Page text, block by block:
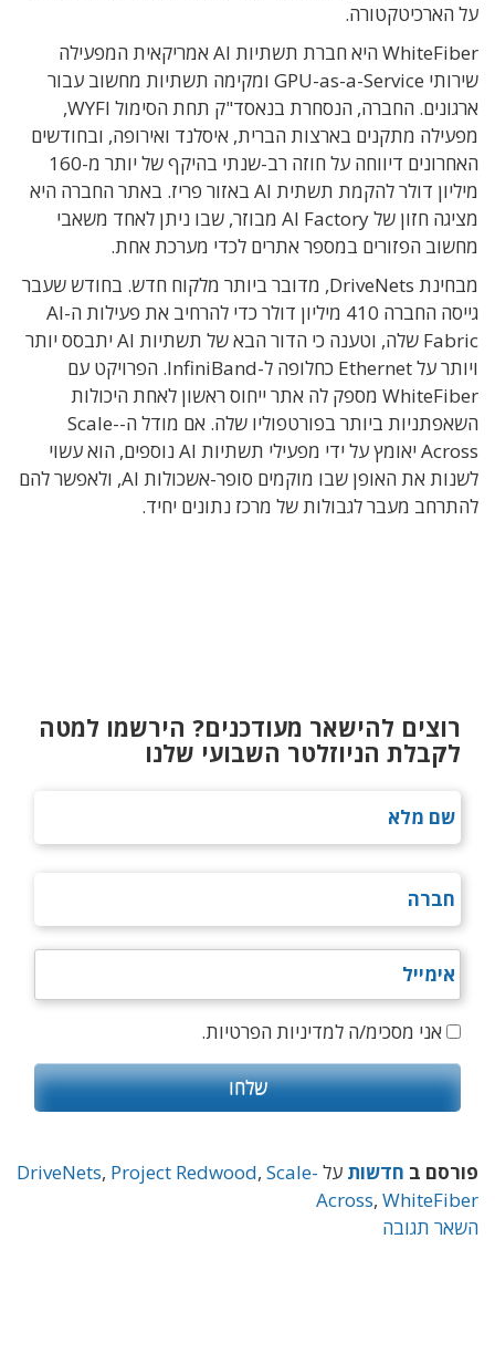
על הארכיטקטורה.
WhiteFiber היא חברת תשתיות AI אמריקאית המפעילה
שירותי GPU-as-a-Service ומקימה תשתיות מחשוב עבור
ארגונים. החברה, הנסחרת בנאסד"ק תחת הסימול WYFI,
מפעילה מתקנים בארצות הברית, איסלנד ואירופה, ובחודשים
האחרונים דיווחה על חוזה רב-שנתי בהיקף של יותר מ-160
מיליון דולר להקמת תשתית AI באזור פריז. באתר החברה היא
מציגה חזון של AI Factory מבוזר, שבו ניתן לאחד משאבי
מחשוב הפזורים במספר אתרים לכדי מערכת אחת.
מבחינת DriveNets, מדובר ביותר מלקוח חדש. בחודש שעבר
גייסה החברה 410 מיליון דולר כדי להרחיב את פעילות ה-AI
Fabric שלה, וטענה כי הדור הבא של תשתיות AI יתבסס יותר
ויותר על Ethernet כחלופה ל-InfiniBand. הפרויקט עם
WhiteFiber מספק לה אתר ייחוס ראשון לאחת היכולות
השאפתניות ביותר בפורטפוליו שלה. אם מודל ה-Scale-
Across יאומץ על ידי מפעילי תשתיות AI נוספים, הוא עשוי
לשנות את האופן שבו מוקמים סופר-אשכולות AI, ולאפשר להם
להתרחב מעבר לגבולות של מרכז נתונים יחיד.
רוצים להישאר מעודכנים? הירשמו למטה
לקבלת הניוזלטר השבועי שלנו
אני מסכימ/ה למדיניות הפרטיות.
פורסם ב חדשות על DriveNets, Project Redwood, Scale-
Across, WhiteFiber
השאר תגובה